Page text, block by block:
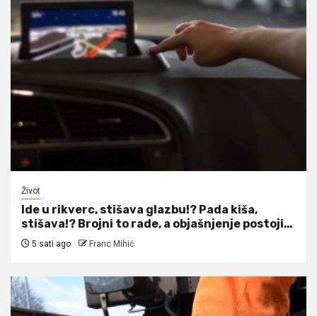
Život
Ide u rikverc, stišava glazbu!? Pada kiša,
stišava!? Brojni to rade, a objašnjenje postoji…
5 sati ago Franc Mihić